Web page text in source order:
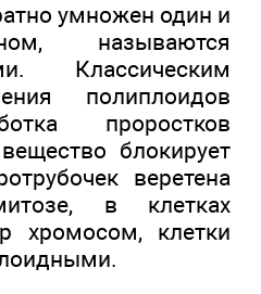
умножен один и
называются
Классическим
полиплоидов
проростков
блокирует
веретена
в клетках
хромосом, клетки